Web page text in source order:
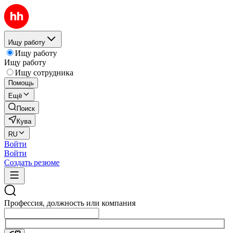
Ищу работу
Ищу работу
Ищу работу
Ищу сотрудника
Помощь
Ещё
Поиск
Кува
RU
Войти
Войти
Создать резюме
Профессия, должность или компания